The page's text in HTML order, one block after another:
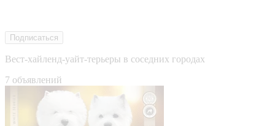
Подписаться
Вест-хайленд-уайт-терьеры в соседних городах
7 объявлений